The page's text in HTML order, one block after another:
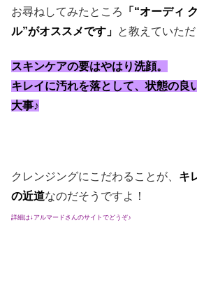
お尋ねしてみたところ
「“オーディ
ル”がオススメです」 と教えていただ
スキンケアの要はやはり洗顔。
キレイに汚れを落として、状態の良
大事♪
クレンジングにこだわることが、 キ
の近道なのだそうですよ！
詳細は↓アルマードさんのサイトでどうぞ♪